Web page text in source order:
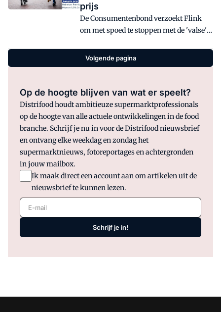
prijs
De Consumentenbond verzoekt Flink
om met spoed te stoppen met de 'valse'
Volgende pagina
Op de hoogte blijven van wat er speelt?
Distrifood houdt ambitieuze supermarktprofessionals
op de hoogte van alle actuele ontwikkelingen in de food
branche. Schrijf je nu in voor de Distrifood nieuwsbrief
en ontvang elke weekdag en zondag het
supermarktnieuws, fotoreportages en achtergronden
in jouw mailbox.
Ik maak direct een account aan om artikelen uit de
nieuwsbrief te kunnen lezen.
E-mail
Schrijf je in!